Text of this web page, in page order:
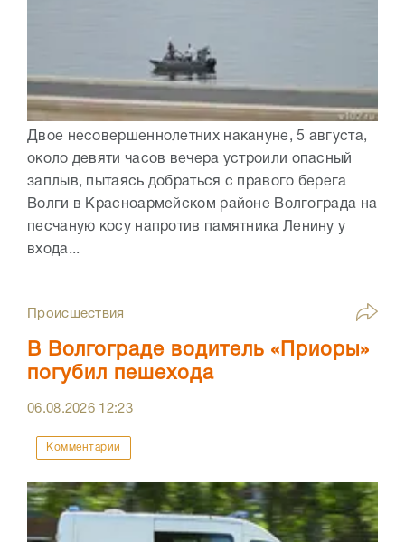
Двое несовершеннолетних накануне, 5 августа,
около девяти часов вечера устроили опасный
заплыв, пытаясь добраться с правого берега
Волги в Красноармейском районе Волгограда на
песчаную косу напротив памятника Ленину у
входа...
Происшествия
В Волгограде водитель «Приоры»
погубил пешехода
06.08.2026 12:23
Комментарии